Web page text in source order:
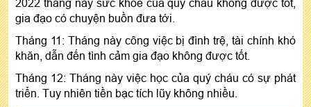
2022 tháng này sức khỏe của quý cháu không được tốt,
gia đạo có chuyện buồn đưa tới.
Tháng 11: Tháng này công việc bị đình trệ, tài chính khó
khăn, dẫn đến tình cảm gia đạo không được tốt.
Tháng 12: Tháng này việc học của quý cháu có sự phát
triển. Tuy nhiên tiền bạc tích lũy không nhiều.